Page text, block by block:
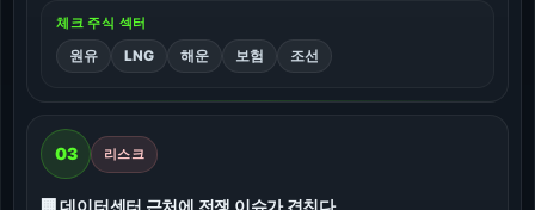
체크 주식 섹터
원유 LNG 해운 보험 조선
03 리스크